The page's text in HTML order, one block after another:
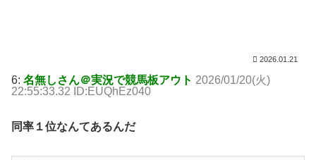
2026.01.21
6: 名無しさん＠実況で競馬板アウト 2026/01/20(火)
22:55:33.32 ID:EUQhEz040
同率１位なんてあるんだ